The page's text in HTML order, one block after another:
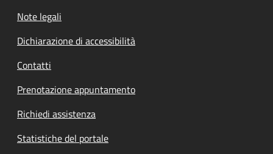
Note legali
Dichiarazione di accessibilità
Contatti
Prenotazione appuntamento
Richiedi assistenza
Statistiche del portale